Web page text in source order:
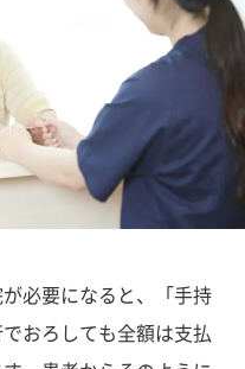
必要になると、「手持
おろしても全額は支払